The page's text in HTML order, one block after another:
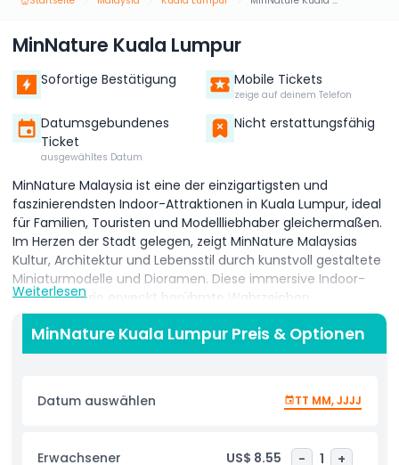
MinNature Kuala Lumpur
Sofortige Bestätigung Mobile Tickets
zeige auf deinem Telefon
Datumsgebundenes
Ticket
ausgewähltes Datum
Nicht erstattungsfähig
MinNature Malaysia ist eine der einzigartigsten und
faszinierendsten Indoor-Attraktionen in Kuala Lumpur, ideal
für Familien, Touristen und Modellliebhaber gleichermaßen.
Im Herzen der Stadt gelegen, zeigt MinNature Malaysias
Kultur, Architektur und Lebensstil durch kunstvoll gestaltete
Miniaturmodelle und Dioramen. Diese immersive Indoor-
Miniaturgalerie erweckt berühmte Wahrzeichen,
traditionelle Dörfer, urbane Szenen und den Alltag Malaysias
zum Leben, alle mit bemerkenswerter Detailtreue gefertigt.
Ob Sie ein Einheimischer sind, der nach etwas Anderem
MinNature Malaysia bietet eine faszinierende Reise in eine
Welt im Kleinformat. Als eine der bestbewerteten Indoor-
familienfreundliches Ziel, ideal für alle Altersklassen. Kinder
Weiterlesen
MinNature Kuala Lumpur Preis & Optionen
Datum auswählen TT MM, JJJJ
Erwachsener US$ 8.55 - 1 +